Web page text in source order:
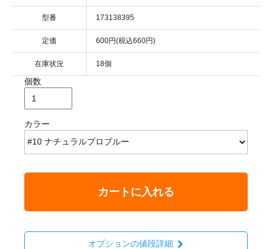
型番 173138395
定価 600円(税込660円)
在庫状況 18個
個数
カラー
カートに入れる
オプションの値段詳細